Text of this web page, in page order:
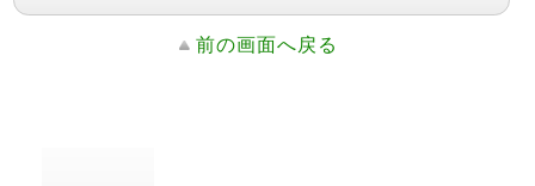
前の画面へ戻る